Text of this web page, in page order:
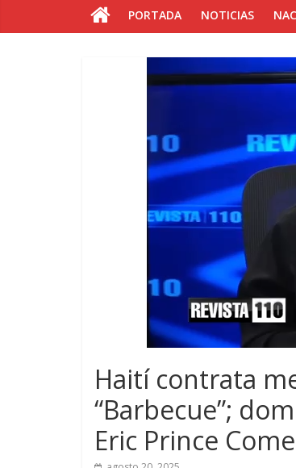
PORTADA NOTICIAS
Haití contrata
“Barbecue”;
Eric Prince